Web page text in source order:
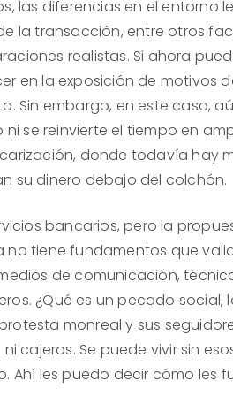
las diferencias en el entorno
la transacción, entre otros
realistas. Si ahora
en la exposición de motivos
Sin embargo, en este caso,
ni se reinvierte el tiempo en
donde todavía hay
su dinero debajo del colchón.
bancarios, pero la
no tiene fundamentos que
de comunicación,
¿Qué es un pecado social,
monreal y sus
cajeros. Se puede vivir sin
Ahí les puedo decir cómo les